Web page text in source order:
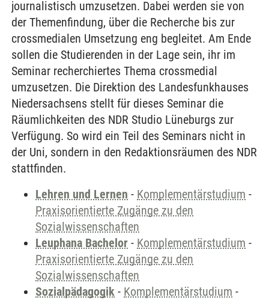
journalistisch umzusetzen. Dabei werden sie von
der Themenfindung, über die Recherche bis zur
crossmedialen Umsetzung eng begleitet. Am Ende
sollen die Studierenden in der Lage sein, ihr im
Seminar recherchiertes Thema crossmedial
umzusetzen. Die Direktion des Landesfunkhauses
Niedersachsens stellt für dieses Seminar die
Räumlichkeiten des NDR Studio Lüneburgs zur
Verfügung. So wird ein Teil des Seminars nicht in
der Uni, sondern in den Redaktionsräumen des NDR
stattfinden.
Lehren und Lernen - Komplementärstudium -
Praxisorientierte Zugänge zu den
Sozialwissenschaften
Leuphana Bachelor - Komplementärstudium -
Praxisorientierte Zugänge zu den
Sozialwissenschaften
Sozialpädagogik - Komplementärstudium -